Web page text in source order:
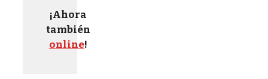
¡Ahora
también
online!